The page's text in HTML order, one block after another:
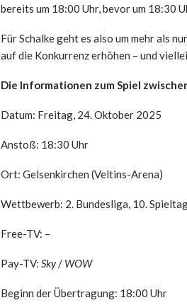
bereits um 18:00 Uhr, bevor um 18:30
Für Schalke geht es also um mehr als
auf die Konkurrenz erhöhen – und
Die Informationen zum Spiel
Datum: Freitag, 24. Oktober 2025
Anstoß: 18:30 Uhr
Ort: Gelsenkirchen (Veltins-Arena)
Wettbewerb: 2. Bundesliga, 10.
Free-TV: –
Pay-TV: Sky/ WOW
Beginn der Übertragung: 18:00 Uhr